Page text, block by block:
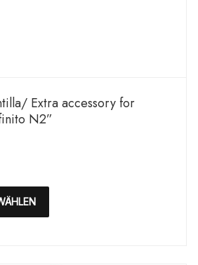
Extra accessory for
N2”